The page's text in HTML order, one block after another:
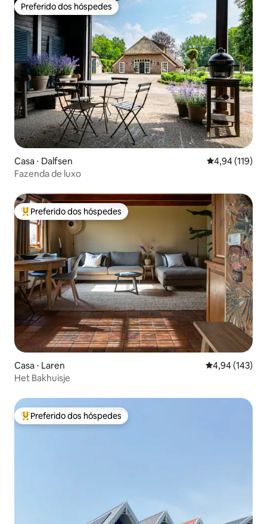
Preferido dos hóspedes
Preferido dos hóspedes
Casa ⋅ Dalfsen 4,94 de uma
4,94 (119)
Fazenda de luxo
Entre os melhores preferidos dos hóspedes
Preferido dos hóspedes
Casa ⋅ Laren 4,94 de uma
4,94 (143)
Het Bakhuisje
Entre os melhores preferidos dos hóspedes
Preferido dos hóspedes